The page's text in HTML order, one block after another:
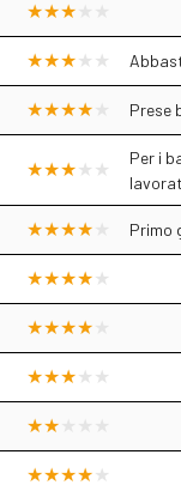
Prese
Per i
Primo